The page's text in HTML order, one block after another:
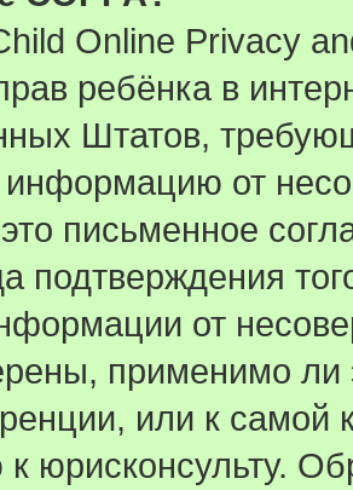
Online Privacy
ребёнка в
Штатов,
информацию от
письменное
подтверждения
от
применимо ли
или к самой
юрисконсульту.